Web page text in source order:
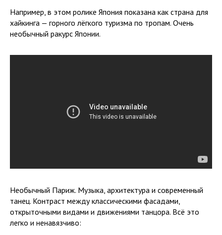
Например, в этом ролике Япония показана как страна для
хайкинга — горного лёгкого туризма по тропам. Очень
необычный ракурс Японии.
Необычный Париж. Музыка, архитектура и современный
танец. Контраст между классическими фасадами,
открыточными видами и движениями танцора. Всё это
легко и ненавязчиво: